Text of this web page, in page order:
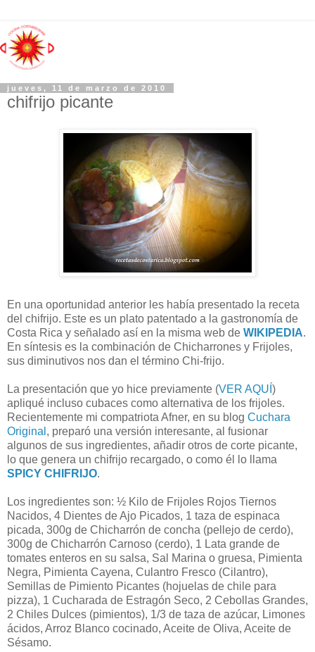
jueves, 11 de marzo de 2010
chifrijo picante
En una oportunidad anterior les había presentado la receta
del chifrijo. Este es un plato patentado a la gastronomía de
Costa Rica y señalado así en la misma web de WIKIPEDIA.
En síntesis es la combinación de Chicharrones y Frijoles,
sus diminutivos nos dan el término Chi-frijo.
La presentación que yo hice previamente (VER AQUÍ )
apliqué incluso cubaces como alternativa de los frijoles.
Recientemente mi compatriota Afner, en su blog Cuchara
Original , preparó una versión interesante, al fusionar
algunos de sus ingredientes, añadir otros de corte picante,
lo que genera un chifrijo recargado, o como él lo llama
SPICY CHIFRIJO.
Los ingredientes son: ½ Kilo de Frijoles Rojos Tiernos
Nacidos, 4 Dientes de Ajo Picados, 1 taza de espinaca
picada, 300g de Chicharrón de concha (pellejo de cerdo),
300g de Chicharrón Carnoso (cerdo), 1 Lata grande de
tomates enteros en su salsa, Sal Marina o gruesa, Pimienta
Negra, Pimienta Cayena, Culantro Fresco (Cilantro),
Semillas de Pimiento Picantes (hojuelas de chile para
pizza), 1 Cucharada de Estragón Seco, 2 Cebollas Grandes,
2 Chiles Dulces (pimientos), 1/3 de taza de azúcar, Limones
ácidos, Arroz Blanco cocinado, Aceite de Oliva, Aceite de
Sésamo.